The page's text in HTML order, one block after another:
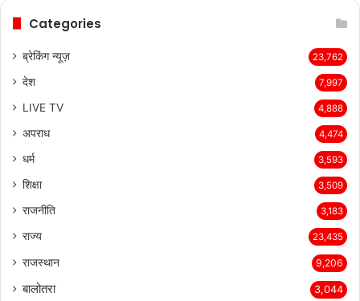
Categories
ब्रेकिंग न्यूज़ 23,762
देश 7,997
LIVE TV 4,888
अपराध 4,474
धर्म 3,593
शिक्षा 3,509
राजनीति 3,183
राज्य 23,435
राजस्थान 9,206
बालोतरा 3,044